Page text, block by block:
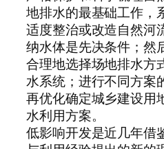
地排水的最基础工作，
适度整治或改造自然河
纳水体是先决条件；然
合理地选择场地排水方
水系统；进行不同方案
再优化确定城乡建设用
水利用方案。
低影响开发是近几年借